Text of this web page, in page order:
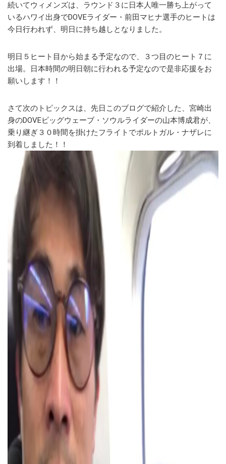
続いてウィメンズは、ラウンド３に日本人唯一勝ち上がって
いるハワイ出身でDOVEライダー・前田マヒナ選手のヒートは
今日行われず、明日に持ち越しとなりました。
明日５ヒート目から始まる予定なので、３つ目のヒート７に
出場。日本時間の明日朝に行われる予定なので是非応援をお
願いします！！
さて次のトピックスは、先日このブログで紹介した、宮崎出
身のDOVEビッグウェーブ・ソウルライダーの山本博成君が、
乗り継ぎ３０時間を掛けたフライトでポルトガル・ナザレに
到着しました！！